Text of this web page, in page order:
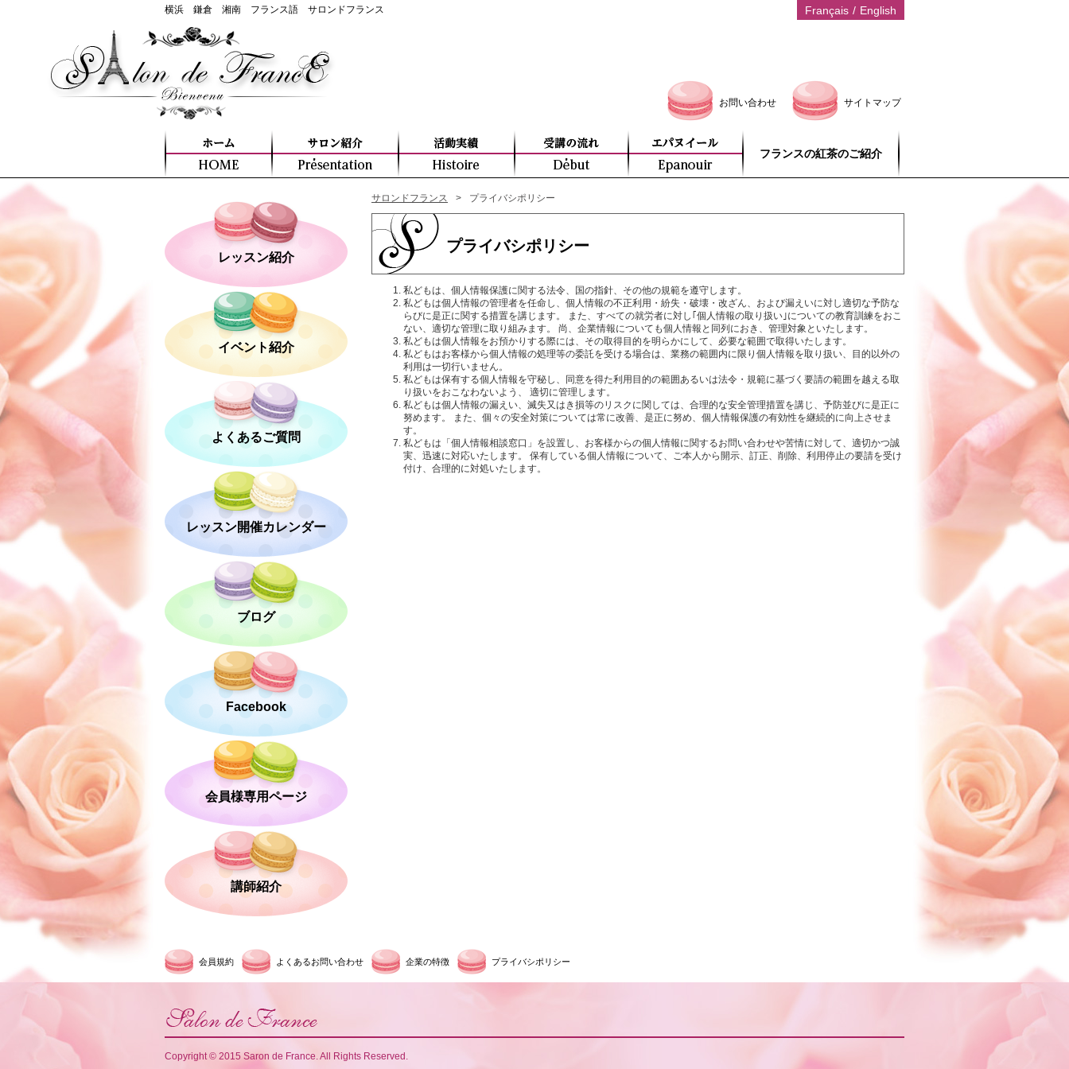
横浜 鎌倉 湘南 フランス語 サロンドフランス Français / English
サイトマップ
お問い合わせ
フランスの紅茶のご紹介
レッスン紹介
イベント紹介
よくあるご質問
レッスン開催カレンダー
ブログ
Facebook
会員様専用ページ
講師紹介
サロンドフランス > プライバシポリシー
プライバシポリシー
私どもは、個人情報保護に関する法令、国の指針、その他の規範を遵守します。
私どもは個人情報の管理者を任命し、個人情報の不正利用・紛失・破壊・改ざん、および漏えいに対し適切な予防な
らびに是正に関する措置を講じます。 また、すべての就労者に対し｢個人情報の取り扱い｣についての教育訓練をおこ
ない、適切な管理に取り組みます。 尚、企業情報についても個人情報と同列におき、管理対象といたします。
私どもは個人情報をお預かりする際には、その取得目的を明らかにして、必要な範囲で取得いたします。
私どもはお客様から個人情報の処理等の委託を受ける場合は、業務の範囲内に限り個人情報を取り扱い、目的以外の
利用は一切行いません。
私どもは保有する個人情報を守秘し、同意を得た利用目的の範囲あるいは法令・規範に基づく要請の範囲を越える取
り扱いをおこなわないよう、 適切に管理します。
私どもは個人情報の漏えい、滅失又はき損等のリスクに関しては、合理的な安全管理措置を講じ、予防並びに是正に
努めます。 また、個々の安全対策については常に改善、是正に努め、個人情報保護の有効性を継続的に向上させま
す。
私どもは「個人情報相談窓口」を設置し、お客様からの個人情報に関するお問い合わせや苦情に対して、適切かつ誠
実、迅速に対応いたします。 保有している個人情報について、ご本人から開示、訂正、削除、利用停止の要請を受け
付け、合理的に対処いたします。
会員規約 よくあるお問い合わせ 企業の特徴 プライバシポリシー
Copyright © 2015 Saron de France. All Rights Reserved.